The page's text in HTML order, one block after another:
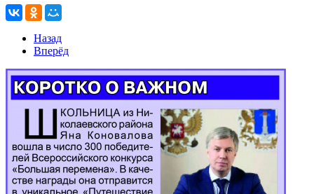
Назад
Вперёд